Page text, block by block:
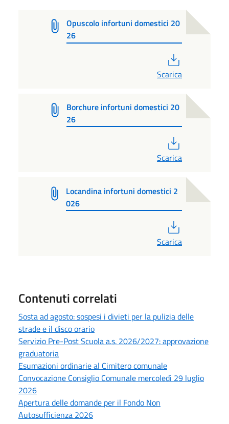
Opuscolo infortuni domestici 20
26
Scarica
Borchure infortuni domestici 20
26
Scarica
Locandina infortuni domestici 2
026
Scarica
Contenuti correlati
Sosta ad agosto: sospesi i divieti per la pulizia delle
strade e il disco orario
Servizio Pre-Post Scuola a.s. 2026/2027: approvazione
graduatoria
Esumazioni ordinarie al Cimitero comunale
Convocazione Consiglio Comunale mercoledì 29 luglio
2026
Apertura delle domande per il Fondo Non
Autosufficienza 2026